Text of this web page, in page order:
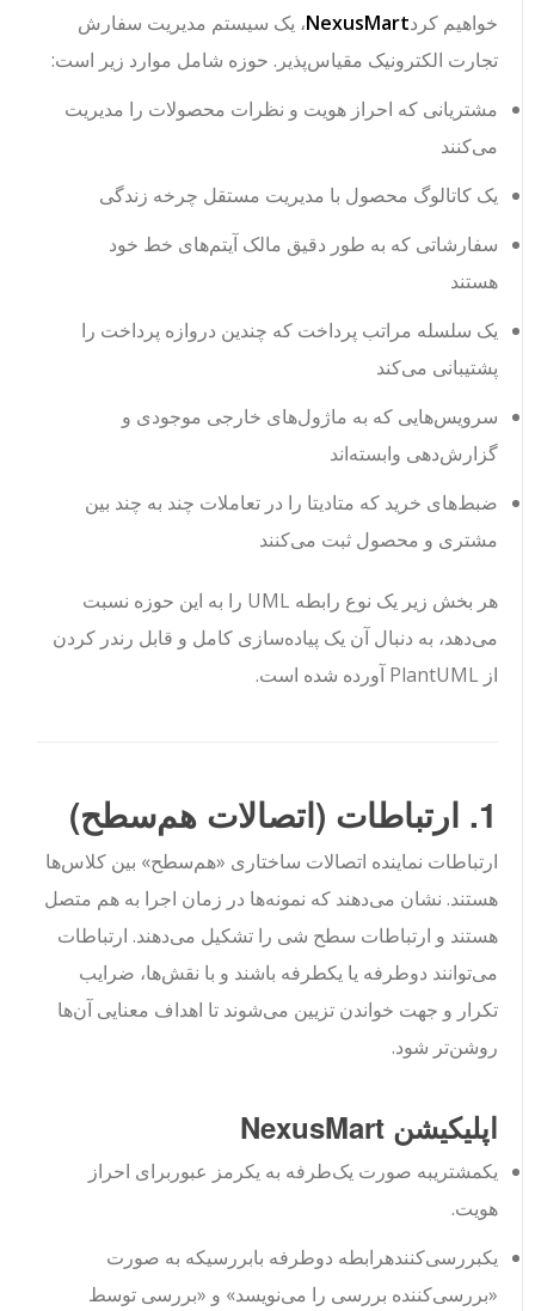
خواهیم کرد NexusMart، یک سیستم مدیریت سفارش
تجارت الکترونیک مقیاس‌پذیر. حوزه شامل موارد زیر است:
مشتریانی که احراز هویت و نظرات محصولات را مدیریت
می‌کنند
یک کاتالوگ محصول با مدیریت مستقل چرخه زندگی
سفارشاتی که به طور دقیق مالک آیتم‌های خط خود
هستند
یک سلسله مراتب پرداخت که چندین دروازه پرداخت را
پشتیبانی می‌کند
سرویس‌هایی که به ماژول‌های خارجی موجودی و
گزارش‌دهی وابسته‌اند
ضبط‌های خرید که متادیتا را در تعاملات چند به چند بین
مشتری و محصول ثبت می‌کنند
هر بخش زیر یک نوع رابطه UML را به این حوزه نسبت
می‌دهد، به دنبال آن یک پیاده‌سازی کامل و قابل رندر کردن
از PlantUML آورده شده است.
ارتباطات نماینده اتصالات ساختاری «هم‌سطح» بین کلاس‌ها
هستند. نشان می‌دهند که نمونه‌ها در زمان اجرا به هم متصل
هستند و ارتباطات سطح شی را تشکیل می‌دهند. ارتباطات
می‌توانند دوطرفه یا یکطرفه باشند و با نقش‌ها، ضرایب
تکرار و جهت خواندن تزیین می‌شوند تا اهداف معنایی آن‌ها
روشن‌تر شود.
اپلیکیشن NexusMart
یکمشتریبه صورت یک‌طرفه به یکرمز عبوربرای احراز
هویت.
یکبررسی‌کنندهرابطه دوطرفه با بررسیکه به صورت
«بررسی‌کننده بررسی را می‌نویسد» و «بررسی توسط